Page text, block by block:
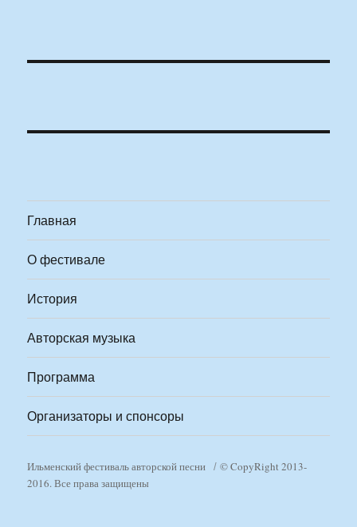
Главная
О фестивале
История
Авторская музыка
Программа
Организаторы и спонсоры
Ильменский фестиваль авторской песни
© CopyRight 2013-
2016. Все права защищены